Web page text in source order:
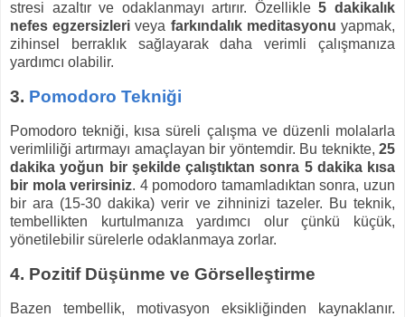
stresi azaltır ve odaklanmayı artırır. Özellikle5 dakikalık
nefes egzersizleri veya farkındalık meditasyonu yapmak,
zihinsel berraklık sağlayarak daha verimli çalışmanıza
yardımcı olabilir.
3. Pomodoro Tekniği
Pomodoro tekniği, kısa süreli çalışma ve düzenli molalarla
verimliliği artırmayı amaçlayan bir yöntemdir. Bu teknikte, 25
dakika yoğun bir şekilde çalıştıktan sonra 5 dakika kısa
bir mola verirsiniz. 4 pomodoro tamamladıktan sonra, uzun
bir ara (15-30 dakika) verir ve zihninizi tazeler. Bu teknik,
tembellikten kurtulmanıza yardımcı olur çünkü küçük,
yönetilebilir sürelerle odaklanmaya zorlar.
4. Pozitif Düşünme ve Görselleştirme
Bazen tembellik, motivasyon eksikliğinden kaynaklanır.